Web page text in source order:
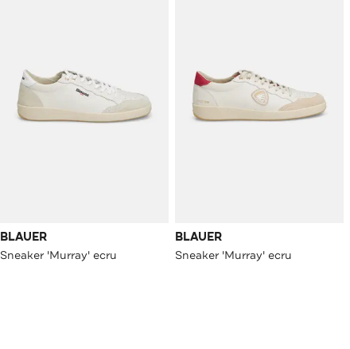
BLAUER
Sneaker 'Murray' ecru
BLAUER
Sneaker 'Murray' ecru